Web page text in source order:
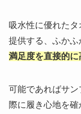
吸水性に優れた
提供する、ふかふ
満足度を直接的
可能であればサ
際に履き心地を確